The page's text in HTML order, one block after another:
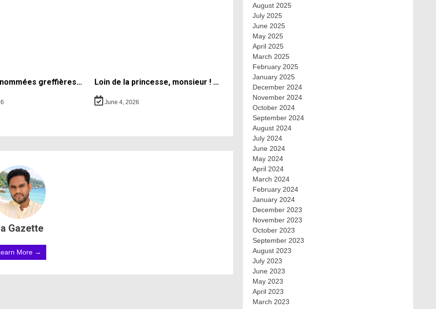
greffières… Loin de la princesse, monsieur ! …
June 4, 2026
Gazette
More →
August 2025
July 2025
June 2025
May 2025
April 2025
March 2025
February 2025
January 2025
December 2024
November 2024
October 2024
September 2024
August 2024
July 2024
June 2024
May 2024
April 2024
March 2024
February 2024
January 2024
December 2023
November 2023
October 2023
September 2023
August 2023
July 2023
June 2023
May 2023
April 2023
March 2023